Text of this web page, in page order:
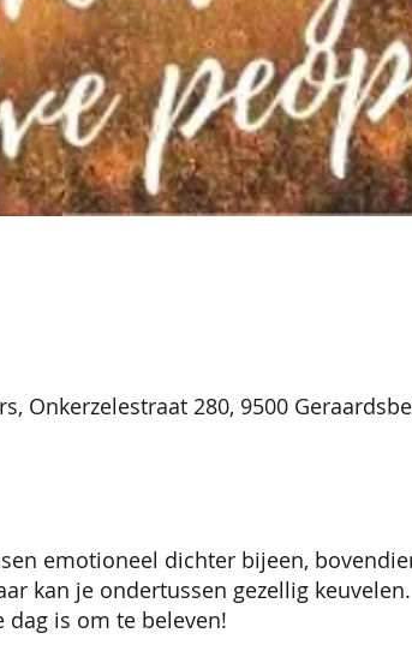
Onkerzelestraat 280, 9500
emotioneel dichter bijeen,
kan je ondertussen gezellig
dag is om te beleven!